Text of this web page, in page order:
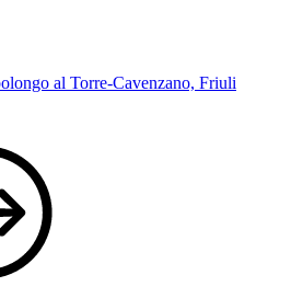
al Torre-Cavenzano, Friuli